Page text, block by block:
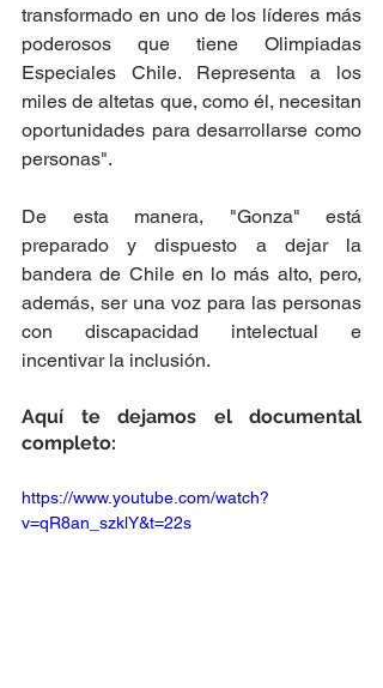
transformado en uno de los líderes más
poderosos que tiene Olimpiadas
Especiales Chile. Representa a los
miles de altetas que, como él, necesitan
oportunidades para desarrollarse como
personas".
De esta manera, "Gonza" está
preparado y dispuesto a dejar la
bandera de Chile en lo más alto, pero,
además, ser una voz para las personas
con discapacidad intelectual e
incentivar la inclusión.
Aquí te dejamos el documental
completo:
https://www.youtube.com/watch?
v=qR8an_szklY&t=22s